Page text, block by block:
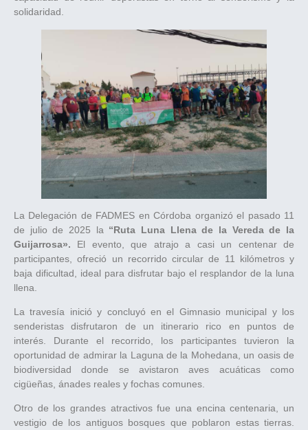
solidaridad.
La Delegación de FADMES en Córdoba organizó el pasado 11
de julio de 2025 la “Ruta Luna Llena de la Vereda de la
Guijarrosa». El evento, que atrajo a casi un centenar de
participantes, ofreció un recorrido circular de 11 kilómetros y
baja dificultad, ideal para disfrutar bajo el resplandor de la luna
llena.
La travesía inició y concluyó en el Gimnasio municipal y los
senderistas disfrutaron de un itinerario rico en puntos de
interés. Durante el recorrido, los participantes tuvieron la
oportunidad de admirar la Laguna de la Mohedana, un oasis de
biodiversidad donde se avistaron aves acuáticas como
cigüeñas, ánades reales y fochas comunes.
Otro de los grandes atractivos fue una encina centenaria, un
vestigio de los antiguos bosques que poblaron estas tierras.